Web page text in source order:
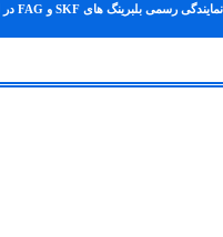
نمایندگی رسمی بلبرینگ های SKF و FAG در ایران